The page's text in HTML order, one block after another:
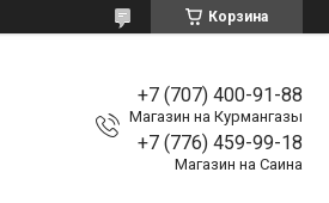
Корзина
+7 (707) 400-91-88
Магазин на Курмангазы
+7 (776) 459-99-18
Магазин на Саина